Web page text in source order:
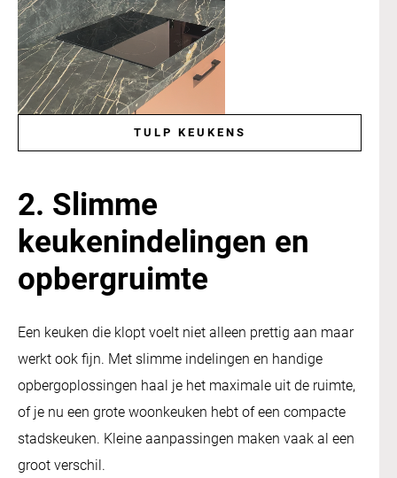
TULP KEUKENS
2. Slimme
keukenindelingen en
opbergruimte
Een keuken die klopt voelt niet alleen prettig aan maar
werkt ook fijn. Met slimme indelingen en handige
opbergoplossingen haal je het maximale uit de ruimte,
of je nu een grote woonkeuken hebt of een compacte
stadskeuken. Kleine aanpassingen maken vaak al een
groot verschil.